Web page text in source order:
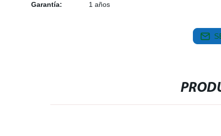
Garantía:
1 años